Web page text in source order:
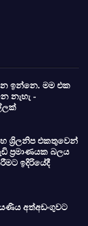
ඉන්නෙ. මම එක
නැහැ -
ශ්‍රිලනිප එකතුවෙන්
ප්‍රමාණයක බලය
ඉදිරියේදී
අත්අඩංගුවට